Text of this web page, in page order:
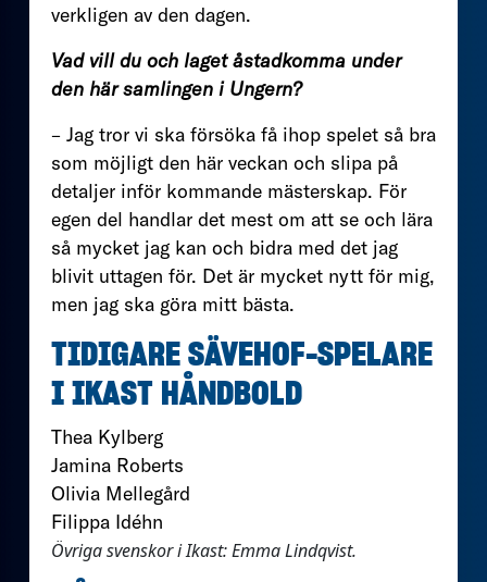
verkligen av den dagen.
Vad vill du och laget åstadkomma under
den här samlingen i Ungern?
– Jag tror vi ska försöka få ihop spelet så bra
som möjligt den här veckan och slipa på
detaljer inför kommande mästerskap. För
egen del handlar det mest om att se och lära
så mycket jag kan och bidra med det jag
blivit uttagen för. Det är mycket nytt för mig,
men jag ska göra mitt bästa.
TIDIGARE SÄVEHOF-SPELARE
I IKAST HÅNDBOLD
Thea Kylberg
Jamina Roberts
Olivia Mellegård
Filippa Idéhn
Övriga svenskor i Ikast: Emma Lindqvist.